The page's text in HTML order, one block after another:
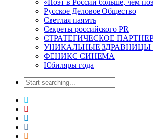
«Поэт в России больше, чем
Русское Деловое Общество
Светлая паямть
Секреты российского PR
СТРАТЕГИЧЕСКОЕ
УНИКАЛЬНЫЕ ЗДРАВНИЦЫ
ФЕНИКС СИНЕМА
Юбиляры года